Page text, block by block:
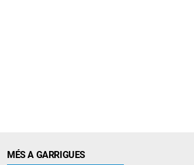
MÉS A GARRIGUES